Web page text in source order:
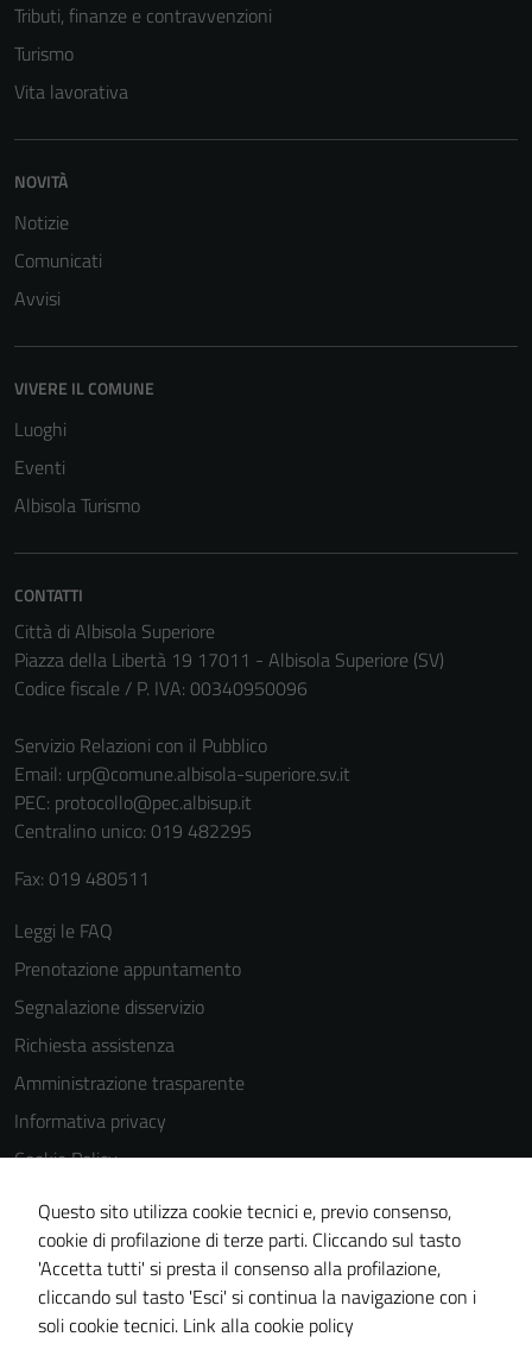
Tributi, finanze e contravvenzioni
Turismo
Vita lavorativa
NOVITÀ
Notizie
Comunicati
Avvisi
VIVERE IL COMUNE
Luoghi
Eventi
Albisola Turismo
CONTATTI
Città di Albisola Superiore
Piazza della Libertà 19 17011 - Albisola Superiore (SV)
Codice fiscale / P. IVA: 00340950096
Servizio Relazioni con il Pubblico
Email: urp@comune.albisola-superiore.sv.it
PEC: protocollo@pec.albisup.it
Centralino unico: 019 482295
Fax: 019 480511
Leggi le FAQ
Prenotazione appuntamento
Segnalazione disservizio
Richiesta assistenza
Amministrazione trasparente
Informativa privacy
Cookie Policy
Note legali
Dichiarazione di accessibilità
Piano di miglioramento del sito
Statistiche sito web
Questo sito utilizza cookie tecnici e, previo consenso,
cookie di profilazione di terze parti. Cliccando sul tasto
'Accetta tutti' si presta il consenso alla profilazione,
cliccando sul tasto 'Esci' si continua la navigazione con i
soli cookie tecnici. Link alla cookie policy
disabilitati.
Questi cookie
non raccolgono
informazioni
personali.